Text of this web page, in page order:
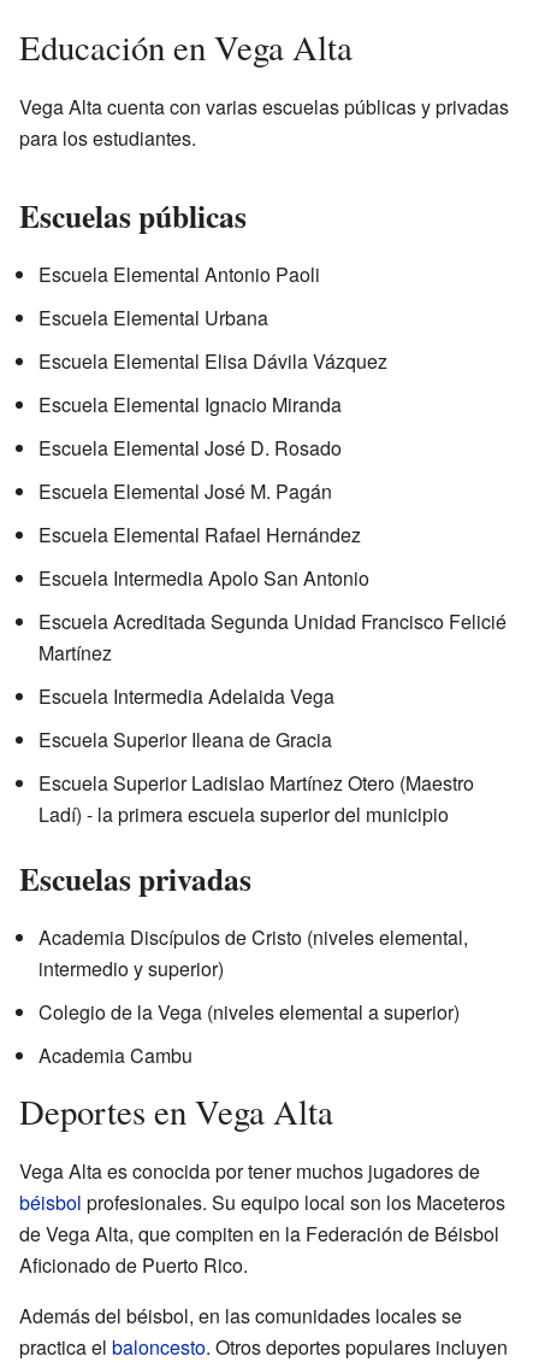
Educación en Vega Alta
Vega Alta cuenta con varias escuelas públicas y privadas
para los estudiantes.
Escuelas públicas
Escuela Elemental Antonio Paoli
Escuela Elemental Urbana
Escuela Elemental Elisa Dávila Vázquez
Escuela Elemental Ignacio Miranda
Escuela Elemental José D. Rosado
Escuela Elemental José M. Pagán
Escuela Elemental Rafael Hernández
Escuela Intermedia Apolo San Antonio
Escuela Acreditada Segunda Unidad Francisco Felicié
Martínez
Escuela Intermedia Adelaida Vega
Escuela Superior Ileana de Gracia
Escuela Superior Ladislao Martínez Otero (Maestro
Ladí) - la primera escuela superior del municipio
Escuelas privadas
Academia Discípulos de Cristo (niveles elemental,
intermedio y superior)
Colegio de la Vega (niveles elemental a superior)
Academia Cambu
Deportes en Vega Alta
Vega Alta es conocida por tener muchos jugadores de
béisbol profesionales. Su equipo local son los Maceteros
de Vega Alta, que compiten en la Federación de Béisbol
Aficionado de Puerto Rico.
Además del béisbol, en las comunidades locales se
practica el baloncesto. Otros deportes populares incluyen